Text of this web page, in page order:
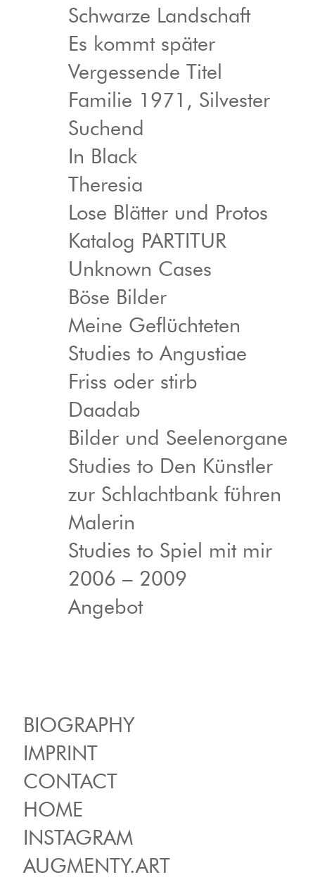
Schwarze Landschaft
Es kommt später
Vergessende Titel
Familie 1971, Silvester
Suchend
In Black
Theresia
Lose Blätter und Protos
Katalog PARTITUR
Unknown Cases
Böse Bilder
Meine Geflüchteten
Studies to Angustiae
Friss oder stirb
Daadab
Bilder und Seelenorgane
Studies to Den Künstler
zur Schlachtbank führen
Malerin
Studies to Spiel mit mir
2006 – 2009
Angebot
BIOGRAPHY
IMPRINT
CONTACT
HOME
INSTAGRAM
AUGMENTY.ART